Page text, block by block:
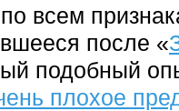
всем
после «
подобный
плохое